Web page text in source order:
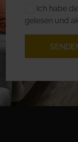
Ich habe
gelesen und